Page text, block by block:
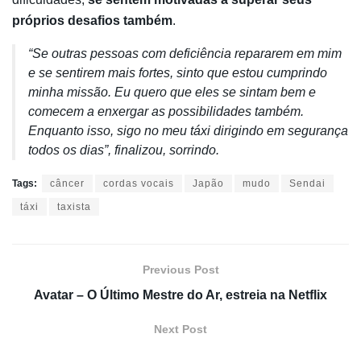
próprios desafios também.
“Se outras pessoas com deficiência repararem em mim
e se sentirem mais fortes, sinto que estou cumprindo
minha missão. Eu quero que eles se sintam bem e
comecem a enxergar as possibilidades também.
Enquanto isso, sigo no meu táxi dirigindo em segurança
todos os dias”, finalizou, sorrindo.
Tags: câncer cordas vocais Japão mudo Sendai
táxi taxista
Previous Post
Avatar – O Último Mestre do Ar, estreia na Netflix
Next Post